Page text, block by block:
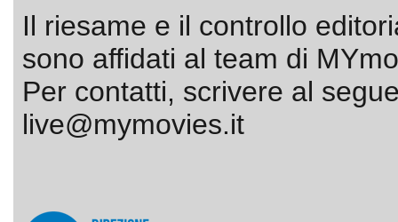
Il riesame e il controllo
sono affidati al team di
Per contatti, scrivere al
live@mymovies.it